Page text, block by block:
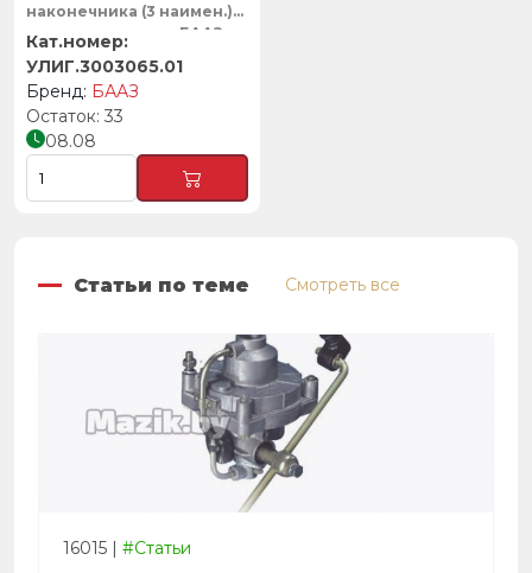
наконечника (3 наимен.)
палец с сухарями, БААЗ
УЛИГ.3003065.01
БААЗ
33
08.08
Статьи по теме Смотреть все
16015 | #Статьи